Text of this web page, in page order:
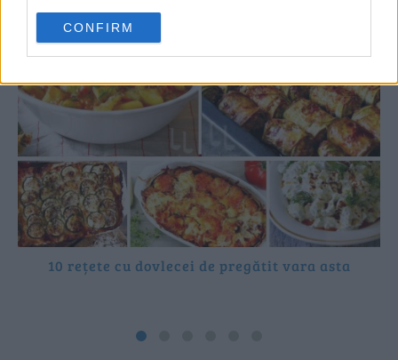
CONFIRM
10 rețete cu dovlecei de pregătit vara asta